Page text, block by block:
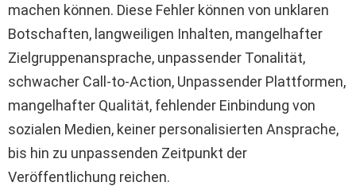
machen können. Diese Fehler können von unklaren
Botschaften, langweiligen Inhalten, mangelhafter
Zielgruppenansprache, unpassender Tonalität,
schwacher Call-to-Action, Unpassender Plattformen,
mangelhafter Qualität, fehlender Einbindung von
sozialen Medien, keiner personalisierten Ansprache,
bis hin zu unpassenden Zeitpunkt der
Veröffentlichung reichen.